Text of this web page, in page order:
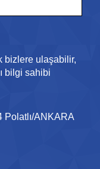
bizlere ulaşabilir,
bilgi sahibi
Polatlı/ANKARA